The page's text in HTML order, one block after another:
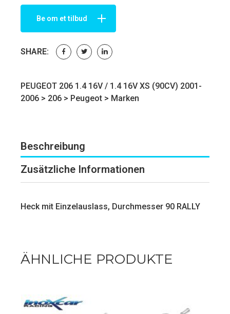
Be om et tilbud
SHARE:
PEUGEOT 206 1.4 16V / 1.4 16V XS (90CV) 2001-
2006 > 206 > Peugeot > Marken
Beschreibung
Zusätzliche Informationen
Heck mit Einzelauslass, Durchmesser 90 RALLY
ÄHNLICHE PRODUKTE